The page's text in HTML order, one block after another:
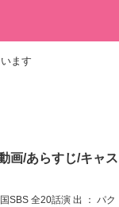
ます
画/あらすじ/キャ
SBS 全20話演 出 ： パ